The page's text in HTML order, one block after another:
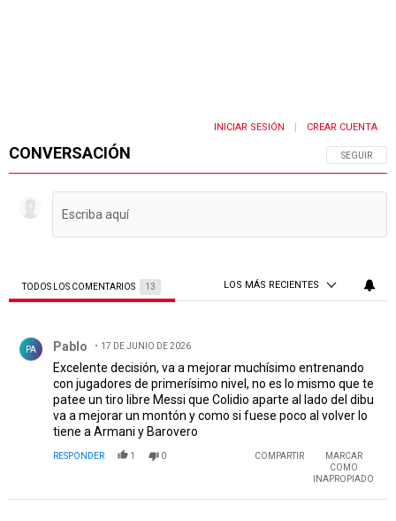
CONVERSACIÓN SIGA ESTA
SEGUIR
INICIAR SESIÓN CREAR CUENTA
TODOS LOS COMENTARIOS 13 LOS MÁS RECIENTES
PA Pablo 17 DE JUNIO DE 2026
Excelente decisión, va a mejorar muchísimo entrenando
con jugadores de primerísimo nivel, no es lo mismo que te
patee un tiro libre Messi que Colidio aparte al lado del dibu
va a mejorar un montón y como si fuese poco al volver lo
tiene a Armani y Barovero
RESPONDER 1 0 COMPARTIR
MARCAR
COMO
INAPROPIADO